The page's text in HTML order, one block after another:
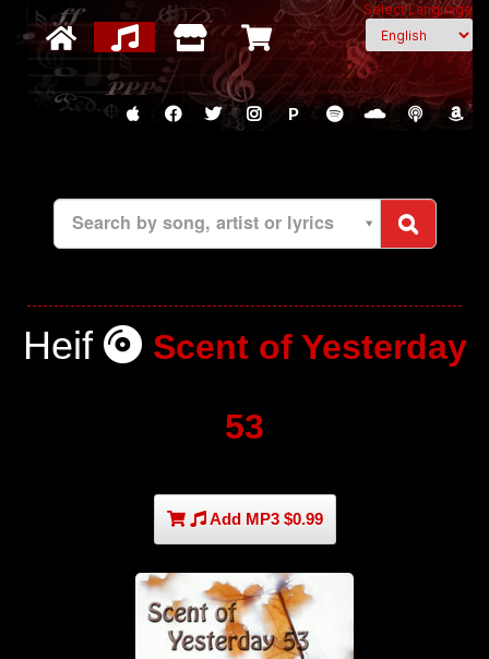
Select Language
P
Search by song, artist or lyrics
Heif Scent of Yesterday
53
Add MP3 $0.99